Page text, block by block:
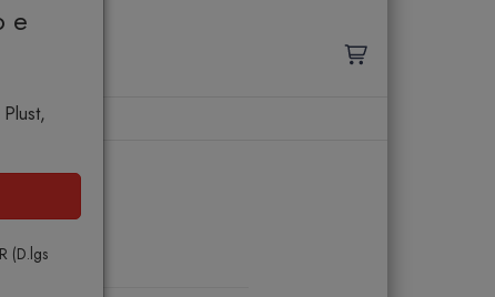
e
(D.lgs